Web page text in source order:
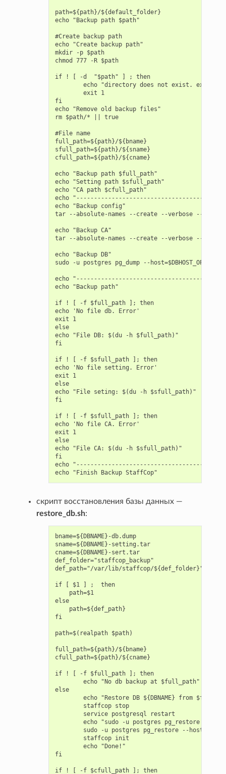
path=${path}/${default_folder}
echo "Backup path $path"
#Create backup path
echo "Create backup path"
mkdir -p $path
chmod 777 -R $path
if ! [ -d  "$path" ] ; then
        echo "directory does not exist. exit"
        exit 1
fi
echo "Remove old backup files"
rm $path/* || true
#File name
full_path=${path}/${bname}
sfull_path=${path}/${sname}
cfull_path=${path}/${cname}
echo "Backup path $full_path"
echo "Setting path $sfull_path"
echo "CA path $cfull_path"
echo "------------------------------------------
echo "Backup config"
tar --absolute-names --create --verbose --file
echo "Backup CA"
tar --absolute-names --create --verbose --file
echo "Backup DB"
sudo -u postgres pg_dump --
echo "------------------------------------------
echo "Backup path"
if ! [ -f $full_path ]; then
echo 'No file db. Error'
exit 1
else
echo "File DB: $(du -h $full_path)"
fi
if ! [ -f $sfull_path ]; then
echo 'No file setting. Error'
exit 1
else
echo "File seting: $(du -h $sfull_path)"
fi
if ! [ -f $sfull_path ]; then
echo 'No file CA. Error'
exit 1
else
echo "File CA: $(du -h $sfull_path)"
fi
echo
скрипт восстановления базы данных —
restore_db.sh:
bname=${DBNAME}-db.dump
sname=${DBNAME}-setting.tar
cname=${DBNAME}-sert.tar
def_folder="staffcop_backup"
def_path="/var/lib/staffcop/${def_folder}"
if [ $1 ] ;  then
    path=$1
else
    path=${def_path}
fi
path=$(realpath $path)
full_path=${path}/${bname}
cfull_path=${path}/${cname}
if ! [ -f $full_path ]; then
        echo "No db backup at $full_path"
else
echo "Restore DB ${DBNAME} from
        staffcop stop
        service postgresql restart
echo "sudo -u postgres pg_restore  --
sudo -u postgres pg_restore --
        staffcop init
        echo "Done!"
fi
if ! [ -f $cfull_path ]; then